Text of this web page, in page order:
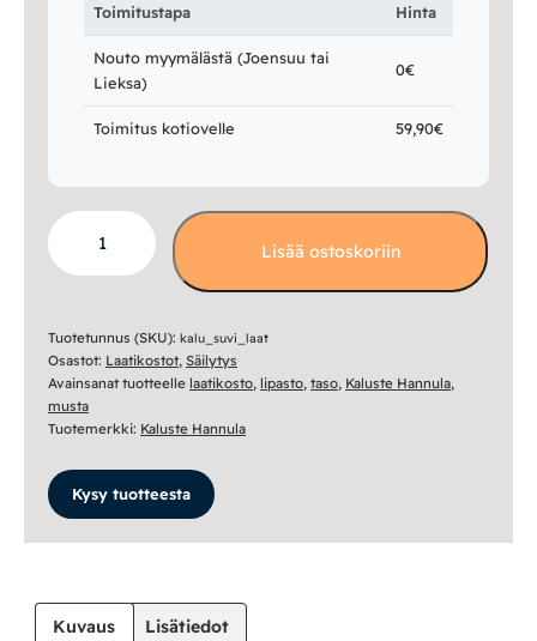
Toimitustapa Hinta
Nouto myymälästä (Joensuu tai
Lieksa)
0€
Toimitus kotiovelle 59,90€
Suvi
laatikosto
väriä
määrä
Lisää ostoskoriin
Tuotetunnus (SKU): kalu_suvi_laat
Osastot: Laatikostot, Säilytys
Avainsanat tuotteelle laatikosto, lipasto, taso, Kaluste Hannula,
musta
Tuotemerkki: Kaluste Hannula
Kysy tuotteesta
Kuvaus Lisätiedot